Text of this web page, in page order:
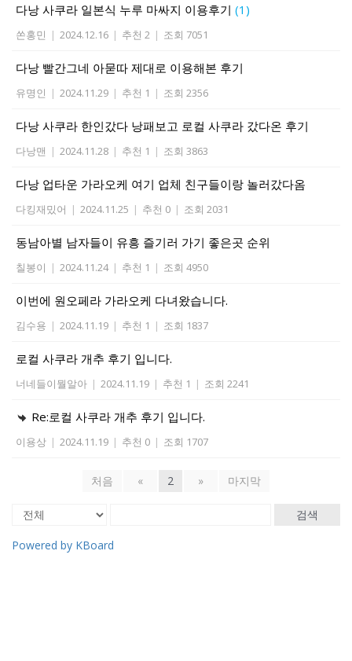
다낭 사쿠라 일본식 누루 마싸지 이용후기 (1)
쏜홍민 | 2024.12.16 | 추천 2 | 조회 7051
다낭 빨간그네 아묻따 제대로 이용해본 후기
유명인 | 2024.11.29 | 추천 1 | 조회 2356
다낭 사쿠라 한인갔다 낭패보고 로컬 사쿠라 갔다온 후기
다낭맨 | 2024.11.28 | 추천 1 | 조회 3863
다낭 업타운 가라오케 여기 업체 친구들이랑 놀러갔다옴
다킹재밌어 | 2024.11.25 | 추천 0 | 조회 2031
동남아별 남자들이 유흥 즐기러 가기 좋은곳 순위
칠봉이 | 2024.11.24 | 추천 1 | 조회 4950
이번에 원오페라 가라오케 다녀왔습니다.
김수용 | 2024.11.19 | 추천 1 | 조회 1837
로컬 사쿠라 개추 후기 입니다.
너네들이뭘알아 | 2024.11.19 | 추천 1 | 조회 2241
Re:로컬 사쿠라 개추 후기 입니다.
이용상 | 2024.11.19 | 추천 0 | 조회 1707
처음 « 2 » 마지막
검색
Powered by KBoard